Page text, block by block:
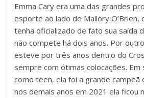
Emma Cary era uma das grandes
esporte ao lado de Mallory O’Brien,
tenha oficializado de fato sua saída
não compete há dois anos. Por
esteve por três anos dentro do
sempre com ótimas colocações. Em
como teen, ela foi a grande campeã
nos demais anos em 2021 ela ficou